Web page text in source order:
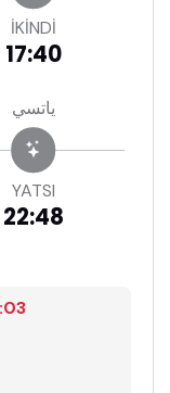
İKİNDİ
17:40
ياتسي
YATSI
22:48